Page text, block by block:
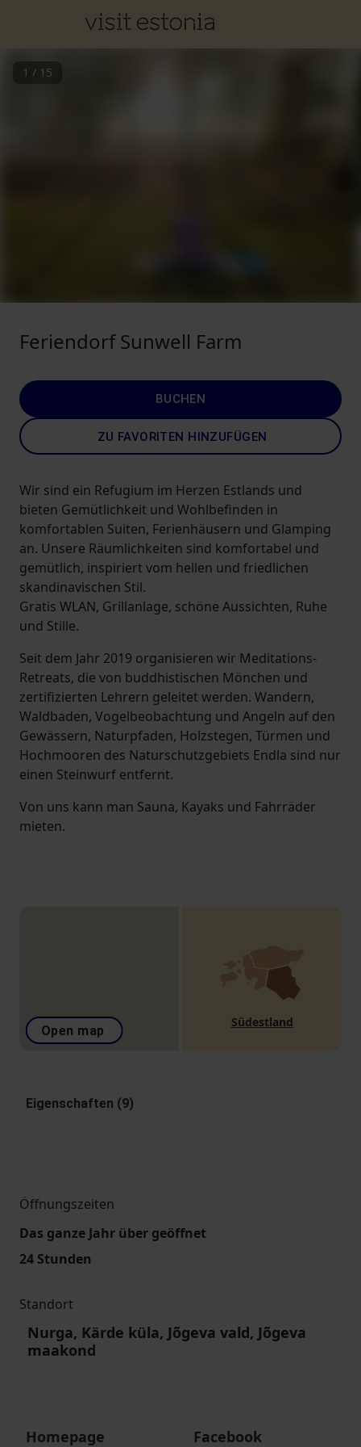
1 / 15
Feriendorf Sunwell Farm
BUCHEN
ZU FAVORITEN HINZUFÜGEN
Wir sind ein Refugium im Herzen Estlands und
bieten Gemütlichkeit und Wohlbefinden in
komfortablen Suiten, Ferienhäusern und Glamping
an. Unsere Räumlichkeiten sind komfortabel und
gemütlich, inspiriert vom hellen und friedlichen
skandinavischen Stil.
Gratis WLAN, Grillanlage, schöne Aussichten, Ruhe
und Stille.
Seit dem Jahr 2019 organisieren wir Meditations-
Retreats, die von buddhistischen Mönchen und
zertifizierten Lehrern geleitet werden. Wandern,
Waldbaden, Vogelbeobachtung und Angeln auf den
Gewässern, Naturpfaden, Holzstegen, Türmen und
Hochmooren des Naturschutzgebiets Endla sind nur
einen Steinwurf entfernt.
Von uns kann man Sauna, Kayaks und Fahrräder
mieten.
Open map
Südestland
Eigenschaften (9)
Öffnungszeiten
Das ganze Jahr über geöffnet
24 Stunden
Standort
Nurga, Kärde küla, Jõgeva vald, Jõgeva
maakond
Homepage Facebook